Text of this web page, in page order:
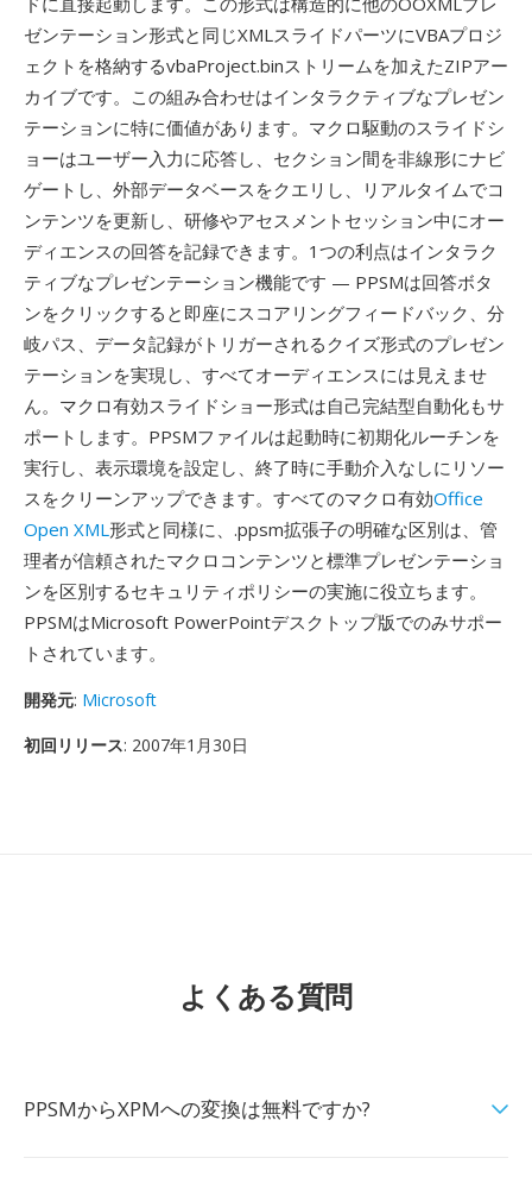
ゼンテーション形式と同じXMLスライドパーツにVBAプロジ
ェクトを格納するvbaProject.binストリームを加えたZIPアー
カイブです。この組み合わせはインタラクティブなプレゼン
テーションに特に価値があります。マクロ駆動のスライドシ
ョーはユーザー入力に応答し、セクション間を非線形にナビ
ゲートし、外部データベースをクエリし、リアルタイムでコ
ンテンツを更新し、研修やアセスメントセッション中にオー
ディエンスの回答を記録できます。1つの利点はインタラク
ティブなプレゼンテーション機能です — PPSMは回答ボタ
ンをクリックすると即座にスコアリングフィードバック、分
岐パス、データ記録がトリガーされるクイズ形式のプレゼン
テーションを実現し、すべてオーディエンスには見えませ
ん。マクロ有効スライドショー形式は自己完結型自動化もサ
ポートします。PPSMファイルは起動時に初期化ルーチンを
実行し、表示環境を設定し、終了時に手動介入なしにリソー
スをクリーンアップできます。すべてのマクロ有効Office
Open XML形式と同様に、.ppsm拡張子の明確な区別は、管
理者が信頼されたマクロコンテンツと標準プレゼンテーショ
ンを区別するセキュリティポリシーの実施に役立ちます。
PPSMはMicrosoft PowerPointデスクトップ版でのみサポー
トされています。
開発元: Microsoft
初回リリース: 2007年1月30日
よくある質問
PPSMからXPMへの変換は無料ですか?